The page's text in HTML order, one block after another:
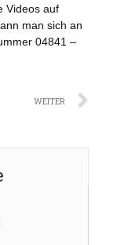
Videos auf
man sich an
04841 –
WEITER